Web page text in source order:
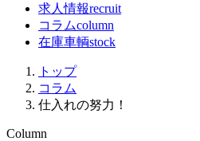
求人情報recruit
コラムcolumn
在庫車輌stock
トップ
コラム
仕入れの努力！
Column